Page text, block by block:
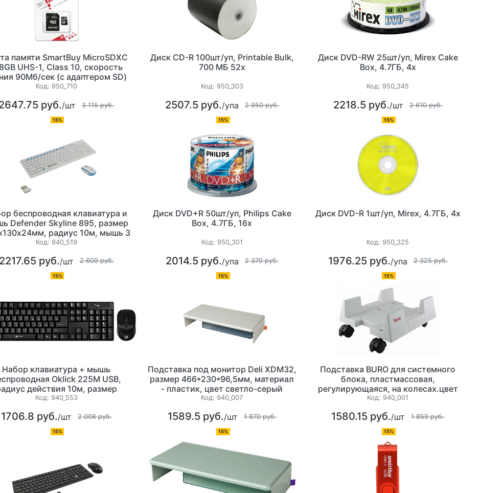
памяти SmartBuy MicroSDXC
UHS-1, Class 10, скорость
90Мб/сек (с адаптером SD)
Код: 950_710
руб./шт 3 115 руб.
15%
Диск CD-R 100шт/уп, Printable Bulk,
700 МБ 52х
Код: 950_303
2507.5 руб./упа 2 950 руб.
15%
Диск DVD-RW 25шт/уп, Mirex Cake
Box, 4.7ГБ, 4х
Код: 950_345
2218.5 руб./шт 2 610 руб.
15%
беспроводная клавиатура и
Defender Skyline 895, размер
радиус 10м, мышь 3
+ 1 колесо-кнопка, цвет
Код: 940_519
2217.65 руб./шт 2 609 руб.
15%
Диск DVD+R 50шт/уп, Philips Cake
Box, 4.7ГБ, 16х
Код: 950_301
2014.5 руб./упа 2 370 руб.
15%
Диск DVD-R 1шт/уп, Mirex, 4.7ГБ, 4х
Код: 950_325
1976.25 руб./упа 2 325 руб.
15%
Набор клавиатура + мышь
Oklick 225М USB,
действия 10м, размер
441x150x24мм, цвет черный
Код: 940_553
1706.8 руб./шт 2 008 руб.
15%
Подставка под монитор Deli XDM32,
размер 466*230*96,5мм, материал
- пластик, цвет светло-серый
Код: 940_007
1589.5 руб./шт 1 870 руб.
15%
Подставка BURO для системного
блока, пластмассовая,
регулирующаяся, на колесах.цвет
светло серый. Ширина системного
системного блока до 20 кг.
Код: 940_001
1580.15 руб./шт 1 859 руб.
15%